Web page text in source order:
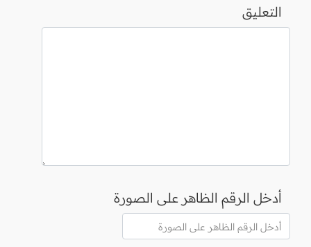
التعليق
أدخل الرقم الظاهر على الصورة